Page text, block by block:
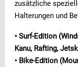
zusätzliche
Halterungen und
• Surf-Edition
Kanu, Rafting,
• Bike-Edition